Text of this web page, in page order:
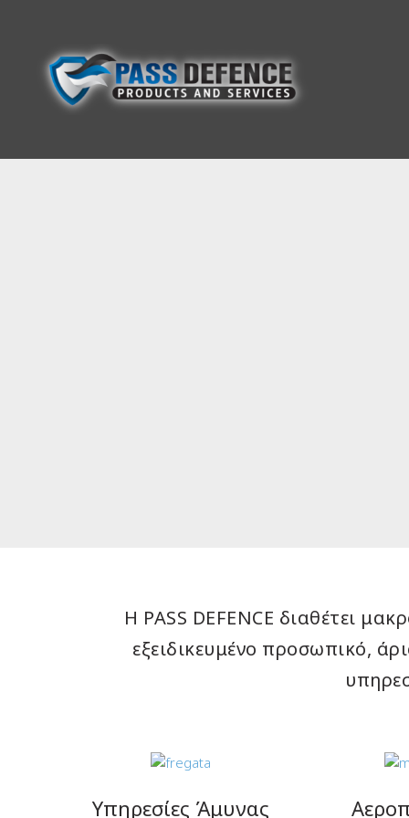
Η PASS DEFENCE διαθέτει
εξειδικευμένο προσωπικό,
Υπηρεσίες Άμυνας